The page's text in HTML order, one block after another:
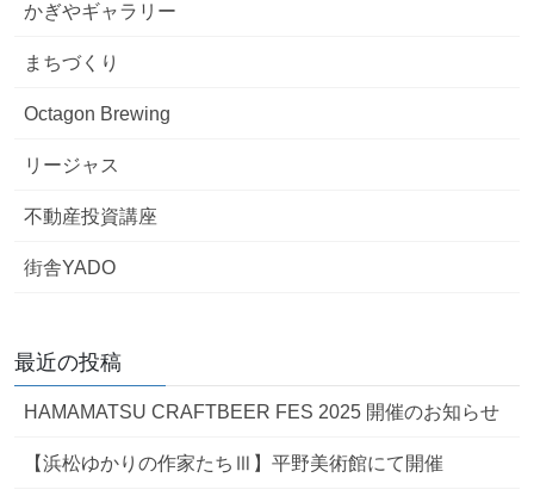
かぎやギャラリー
まちづくり
Octagon Brewing
リージャス
不動産投資講座
街舎YADO
最近の投稿
HAMAMATSU CRAFTBEER FES 2025 開催のお知らせ
【浜松ゆかりの作家たちⅢ】平野美術館にて開催